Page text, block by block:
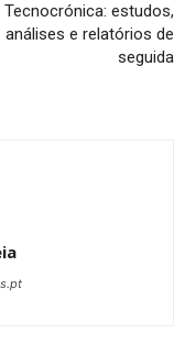
Tecnocrónica: estudos,
análises e relatórios de
seguida